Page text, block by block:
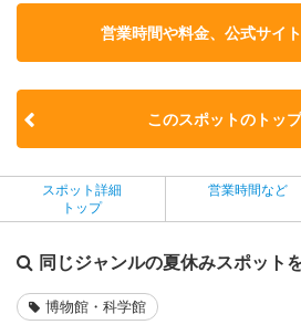
営業時間や料金、公式サイ
このスポットのトッ
スポット詳細
トップ
営業時間など
同じジャンルの夏休みスポット
博物館・科学館